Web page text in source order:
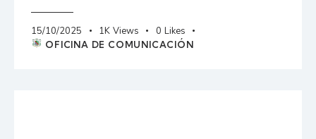
15/10/2025 1K Views 0 Likes
OFICINA DE COMUNICACIÓN